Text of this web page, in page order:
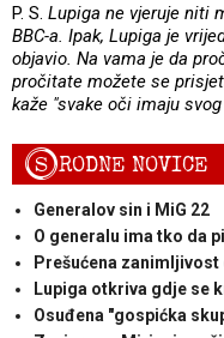
P. S. Lupiga ne vjeruje niti
BBC-a. Ipak, Lupiga je
objavio. Na vama je da
pročitate možete se
kaže "svake oči imaju
SRODNE NOVICE
Generalov sin i MiG 22
O generalu ima tko da
Prešućena
Lupiga otkriva gdje se
Osuđena "gospićka